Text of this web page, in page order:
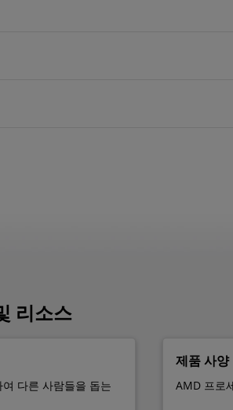
리소스
다른 사람들을 돕는
제품 사양
AMD 프로